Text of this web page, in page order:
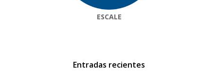
ESCALE
Entradas recientes